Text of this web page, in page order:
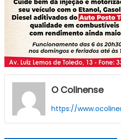
O Colinense
https://